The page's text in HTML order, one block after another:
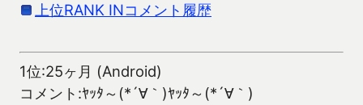
上位RANK INコメント履歴
1位:25ヶ月 (Android)
コメント:ﾔｯﾀ～(*´∀｀)ﾔｯﾀ～(*´∀｀)